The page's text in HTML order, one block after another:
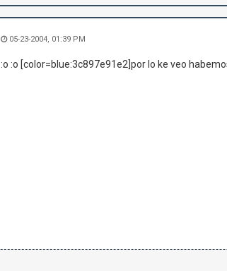
05-23-2004, 01:39 PM
:o :o [color=blue:3c897e91e2]por lo ke veo